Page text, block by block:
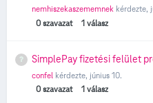
nemhiszekaszememnek kérdezte,
0 szavazat 1 válasz
SimplePay fizetési felület
confel kérdezte, június 10.
0 szavazat 1 válasz